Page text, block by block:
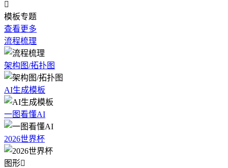

模板专题
查看更多
流程梳理
架构图/拓扑图
AI生成模板
一图看懂AI
2026世界杯
图形